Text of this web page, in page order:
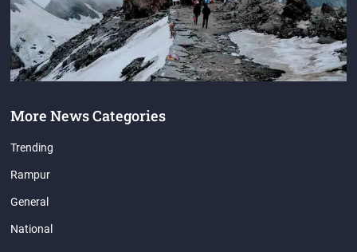
More News Categories
Trending
Rampur
General
National